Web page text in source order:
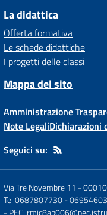
La didattica
Offerta formativa
Le schede didattiche
I progetti delle classi
Mappa del sito
Amministrazione
Note LegaliDichiarazioni
Seguici su:
Via Tre Novembre 11 -00010
Tel 0687807730 -
- PEC: